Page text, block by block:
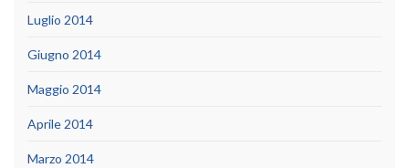
Luglio 2014
Giugno 2014
Maggio 2014
Aprile 2014
Marzo 2014